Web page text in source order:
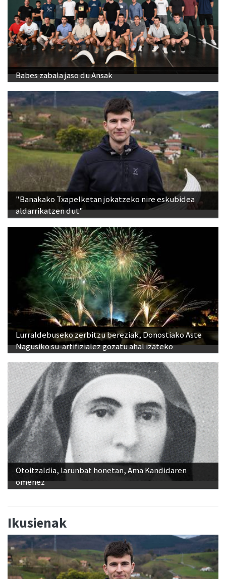
Babes zabala jaso du Ansak
"Banakako Txapelketan jokatzeko nire eskubidea
aldarrikatzen dut"
Lurraldebuseko zerbitzu bereziak, Donostiako Aste
Nagusiko su-artifizialez gozatu ahal izateko
Otoitzaldia, larunbat honetan, Ama Kandidaren
omenez
Ikusienak